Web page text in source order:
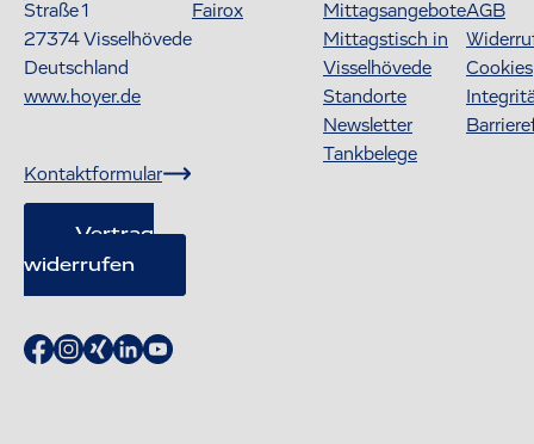
Straße 1
27374Visselhövede
Deutschland
www.hoyer.de
Kontaktformular
Vertrag
widerrufen
Fairox
Mittagsangebote
Mittagstisch in
Visselhövede
Standorte
Newsletter
Tankbelege
AGB
Cookies